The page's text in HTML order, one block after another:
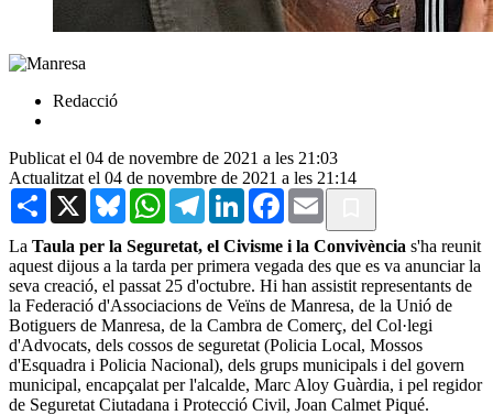
Redacció
Publicat el 04 de novembre de 2021 a les 21:03
Actualitzat el 04 de novembre de 2021 a les 21:14
Share X BlueskyWhatsAppTelegramLinkedInFacebook
Email
La Taula per la Seguretat, el Civisme i la Convivència s'ha reunit
aquest dijous a la tarda per primera vegada des que es va anunciar la
seva creació, el passat 25 d'octubre. Hi han assistit representants de
la Federació d'Associacions de Veïns de Manresa, de la Unió de
Botiguers de Manresa, de la Cambra de Comerç, del Col·legi
d'Advocats, dels cossos de seguretat (Policia Local, Mossos
d'Esquadra i Policia Nacional), dels grups municipals i del govern
municipal, encapçalat per l'alcalde, Marc Aloy Guàrdia, i pel regidor
de Seguretat Ciutadana i Protecció Civil, Joan Calmet Piqué.